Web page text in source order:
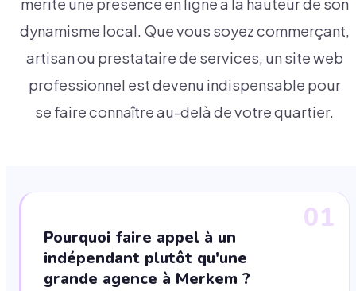
mérite une présence en ligne à la hauteur de son
dynamisme local. Que vous soyez commerçant,
artisan ou prestataire de services, un site web
professionnel est devenu indispensable pour
se faire connaître au-delà de votre quartier.
01
Pourquoi faire appel à un
indépendant plutôt qu'une
grande agence à Merkem ?